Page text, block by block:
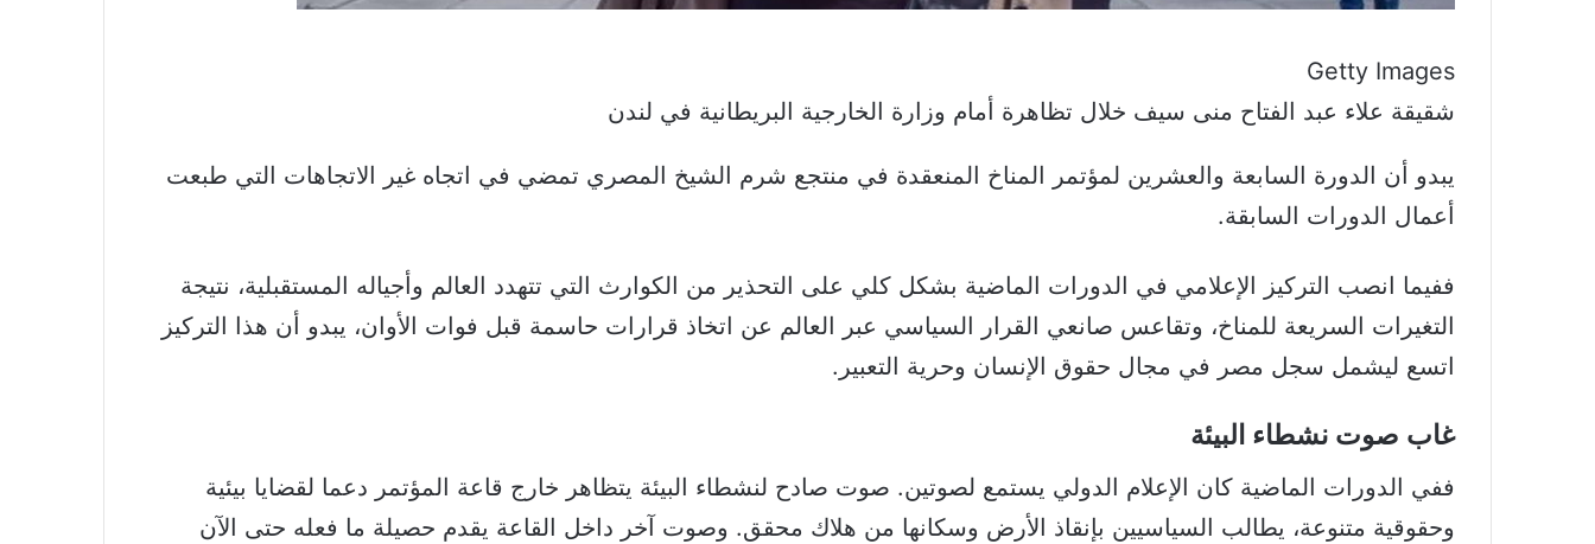
Getty Images
شقيقة علاء عبد الفتاح منى سيف خلال تظاهرة أمام وزارة الخارجية البريطانية في لندن
يبدو أن الدورة السابعة والعشرين لمؤتمر المناخ المنعقدة في منتجع شرم الشيخ المصري تمضي في اتجاه غير الاتجاهات التي طبعت
أعمال الدورات السابقة.
ففيما انصب التركيز الإعلامي في الدورات الماضية بشكل كلي على التحذير من الكوارث التي تتهدد العالم وأجياله المستقبلية، نتيجة
التغيرات السريعة للمناخ، وتقاعس صانعي القرار السياسي عبر العالم عن اتخاذ قرارات حاسمة قبل فوات الأوان، يبدو أن هذا التركيز
اتسع ليشمل سجل مصر في مجال حقوق الإنسان وحرية التعبير.
غاب صوت نشطاء البيئة
ففي الدورات الماضية كان الإعلام الدولي يستمع لصوتين. صوت صادح لنشطاء البيئة يتظاهر خارج قاعة المؤتمر دعما لقضايا بيئية
وحقوقية متنوعة، يطالب السياسيين بإنقاذ الأرض وسكانها من هلاك محقق. وصوت آخر داخل القاعة يقدم حصيلة ما فعله حتى الآن